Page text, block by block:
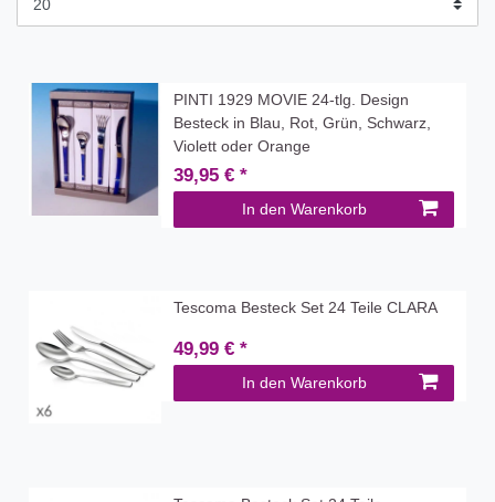
PINTI 1929 MOVIE 24-tlg. Design
Besteck in Blau, Rot, Grün, Schwarz,
Violett oder Orange
39,95 € *
In den Warenkorb
Tescoma Besteck Set 24 Teile CLARA
49,99 € *
In den Warenkorb